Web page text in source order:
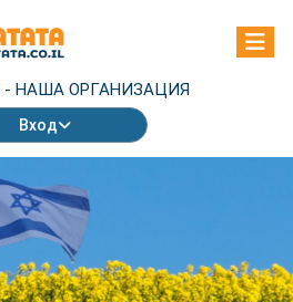
- НАША ОРГАНИЗАЦИЯ
Вход